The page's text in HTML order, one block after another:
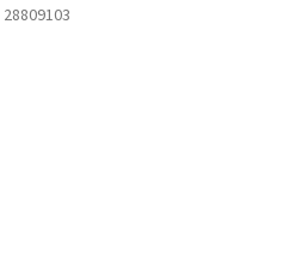
28809103